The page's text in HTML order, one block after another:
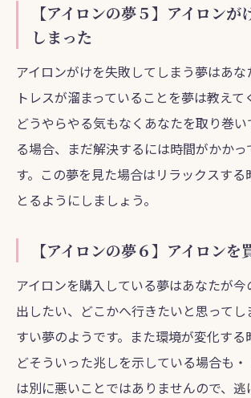
【アイロンの夢５】アイロンが
しまった
アイロンがけを失敗してしまう夢はあな
トレスが溜まっていることを夢は教えて
どうやらやる気もなくあなたを取り巻
る場合、まだ解決するには時間がかか
す。この夢を見た場合はリラックスする
とるようにしましょう。
【アイロンの夢６】アイロンを
アイロンを購入している夢はあなたが
出したい、どこかへ行きたいと思ってし
すい夢のようです。また環境が変化する
どそういった兆しを示している場合も
は別に悪いことではありませんので、逃